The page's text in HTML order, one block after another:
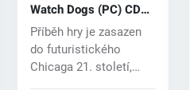
Watch Dogs (PC) CD
key
Příběh hry je zasazen
do futuristického
Chicaga 21. století,